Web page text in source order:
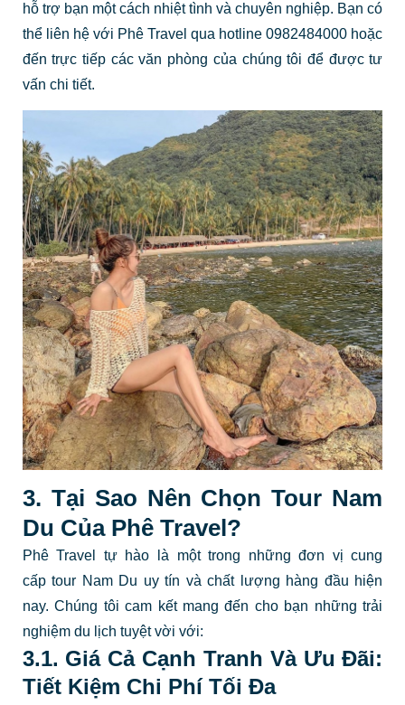
hỗ trợ bạn một cách nhiệt tình và chuyên nghiệp. Bạn có
thể liên hệ với Phê Travel qua hotline 0982484000 hoặc
đến trực tiếp các văn phòng của chúng tôi để được tư
vấn chi tiết.
3. Tại Sao Nên Chọn Tour Nam
Du Của Phê Travel?
Phê Travel tự hào là một trong những đơn vị cung
cấp tour Nam Du uy tín và chất lượng hàng đầu hiện
nay. Chúng tôi cam kết mang đến cho bạn những trải
nghiệm du lịch tuyệt vời với:
3.1. Giá Cả Cạnh Tranh Và Ưu Đãi:
Tiết Kiệm Chi Phí Tối Đa